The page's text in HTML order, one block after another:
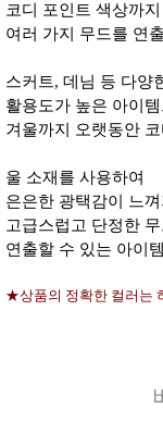
코디 포인트 색상까
여러 가지 무드를 연
스커트, 데님 등 다양
활용도가 높은 아이
겨울까지 오랫동안
울 소재를 사용하여
은은한 광택감이 느껴
고급스럽고 단정한 무
연출할 수 있는 아이
★상품의 정확한 컬러는